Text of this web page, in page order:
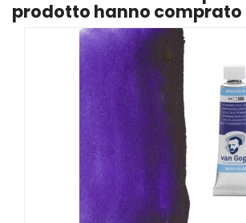
prodotto hanno comprato